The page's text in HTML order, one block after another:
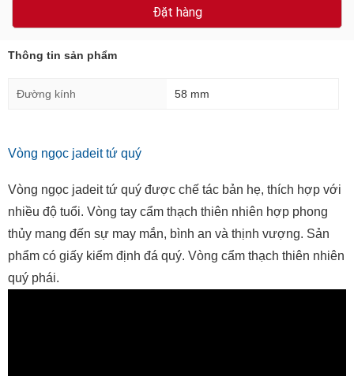
Đặt hàng
Thông tin sản phẩm
Đường kính 58 mm
Vòng ngọc jadeit tứ quý
Vòng ngọc jadeit tứ quý được chế tác bản hẹ, thích hợp với
nhiều độ tuổi. Vòng tay cẩm thạch thiên nhiên hợp phong
thủy mang đến sự may mắn, bình an và thịnh vượng. Sản
phẩm có giấy kiểm định đá quý. Vòng cẩm thạch thiên nhiên
quý phái.